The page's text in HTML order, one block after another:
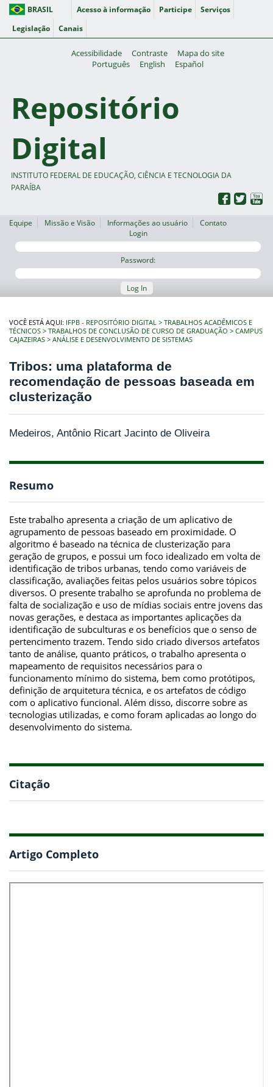
BRASIL Acesso à informação Participe
Serviços
Legislação
Canais
Acessibilidade Contraste
Mapa do site
Português
English Español
Repositório
Digital
INSTITUTO FEDERAL DE EDUCAÇÃO, CIÊNCIA E TECNOLOGIA DA
PARAÍBA
Equipe Missão e Visão Informações ao usuário
Contato
Login
Password:
Log In
VOCÊ ESTÁ AQUI: IFPB - REPOSITÓRIO DIGITAL
TRABALHOS ACADÊMICOS E
TÉCNICOS
TRABALHOS DE CONCLUSÃO DE CURSO DE GRADUAÇÃO
CAMPUS
CAJAZEIRAS
ANÁLISE E DESENVOLVIMENTO DE SISTEMAS
Tribos: uma plataforma de
recomendação de pessoas baseada em
clusterização
Medeiros, Antônio Ricart Jacinto de Oliveira
Resumo
Este trabalho apresenta a criação de um aplicativo de
agrupamento de pessoas baseado em proximidade. O
algoritmo é baseado na técnica de clusterização para
geração de grupos, e possui um foco idealizado em volta de
identificação de tribos urbanas, tendo como variáveis de
classificação, avaliações feitas pelos usuários sobre tópicos
diversos. O presente trabalho se aprofunda no problema de
falta de socialização e uso de mídias sociais entre jovens das
novas gerações, e destaca as importantes aplicações da
identificação de subculturas e os benefícios que o senso de
pertencimento trazem. Tendo sido criado diversos artefatos
tanto de análise, quanto práticos, o trabalho apresenta o
mapeamento de requisitos necessários para o
funcionamento mínimo do sistema, bem como protótipos,
definição de arquitetura técnica, e os artefatos de código
com o aplicativo funcional. Além disso, discorre sobre as
tecnologias utilizadas, e como foram aplicadas ao longo do
desenvolvimento do sistema.
Citação
Artigo Completo